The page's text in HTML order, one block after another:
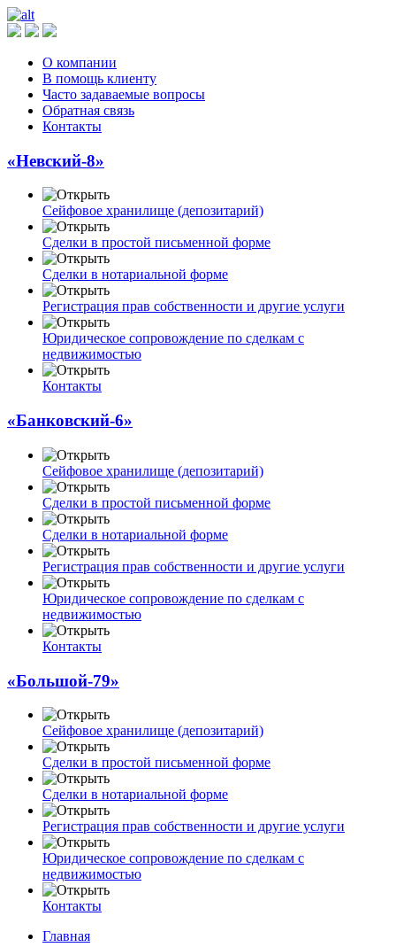
О компании
В помощь клиенту
Часто задаваемые вопросы
Обратная связь
Контакты
«Невский-8»
Сейфовое хранилище (депозитарий)
Сделки в простой письменной форме
Сделки в нотариальной форме
Регистрация прав собственности и другие услуги
Юридическое сопровождение по сделкам с
недвижимостью
Контакты
«Банковский-6»
Сейфовое хранилище (депозитарий)
Сделки в простой письменной форме
Сделки в нотариальной форме
Регистрация прав собственности и другие услуги
Юридическое сопровождение по сделкам с
недвижимостью
Контакты
«Большой-79»
Сейфовое хранилище (депозитарий)
Сделки в простой письменной форме
Сделки в нотариальной форме
Регистрация прав собственности и другие услуги
Юридическое сопровождение по сделкам с
недвижимостью
Контакты
Главная